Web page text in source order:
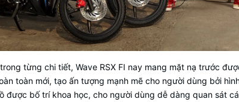
từng chi tiết, Wave RSX FI nay mang mặt nạ trước
toàn mới, tạo ấn tượng mạnh mẽ cho người dùng bởi
được bố trí khoa học, cho người dùng dễ dàng quan sát